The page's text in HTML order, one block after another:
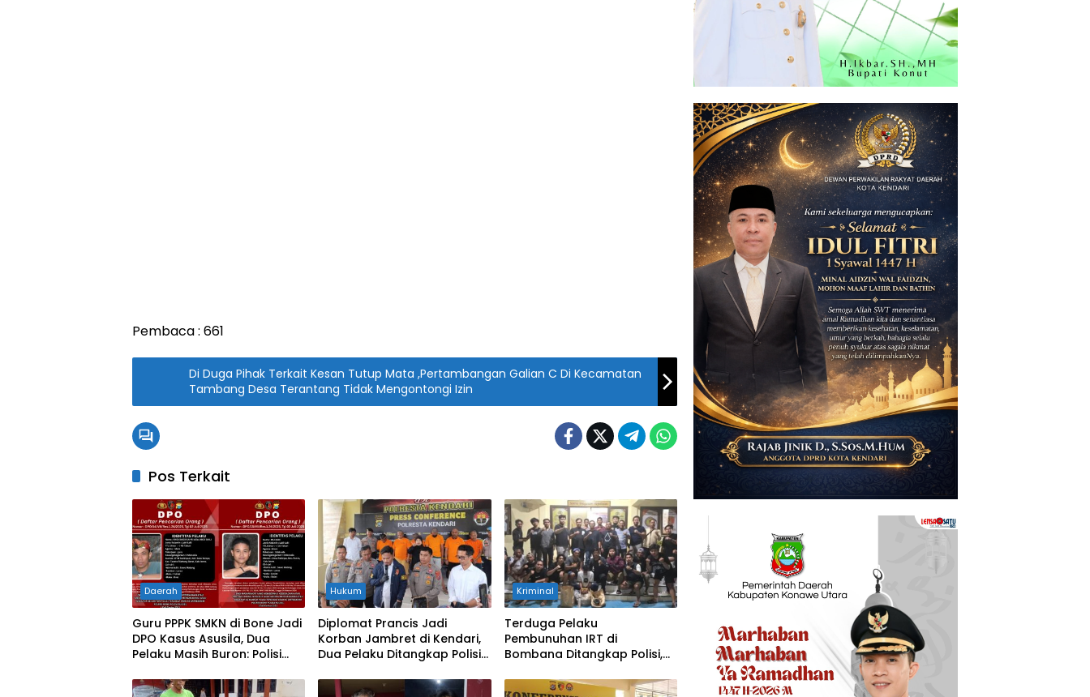
Pembaca : 661
Di Duga Pihak Terkait Kesan Tutup Mata ,Pertambangan Galian C Di Kecamatan
Tambang Desa Terantang Tidak Mengontongi Izin
Pos Terkait
Daerah
Guru PPPK SMKN di Bone Jadi
DPO Kasus Asusila, Dua
Pelaku Masih Buron: Polisi
Hukum
Diplomat Prancis Jadi
Korban Jambret di Kendari,
Dua Pelaku Ditangkap Polisi
untuk Judi dan Narkoba
Kriminal
Terduga Pelaku
Pembunuhan IRT di
Bombana Ditangkap Polisi,
Tersangka